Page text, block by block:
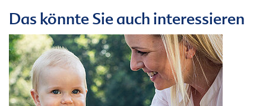
Das könnte Sie auch interessieren